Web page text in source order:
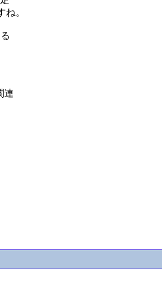
。
連